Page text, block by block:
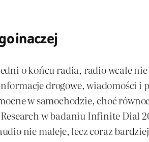
inaczej
o końcu radia, radio wcale
drogowe, wiadomości
w samochodzie, choć
w badaniu Infinite Dial
nie maleje, lecz coraz